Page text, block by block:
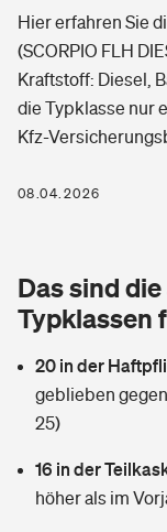
Rentenrechner:
Wer versichert
Sie haben Fragen?
Photovoltaik
Wärmepumpen
Zur Übersicht
Pri­vate Haft­pflicht­
Reiseversicherung
Gesundheit
Private
Zur Übersicht
Hier erfahren Sie
(SCORPIO FLH
Kraftstoff: Diesel,
die Typklasse nur
Kfz-
08.04.2026
Das sind
Typklassen
20 in der
geblieben
25)
16 in der
höher als im